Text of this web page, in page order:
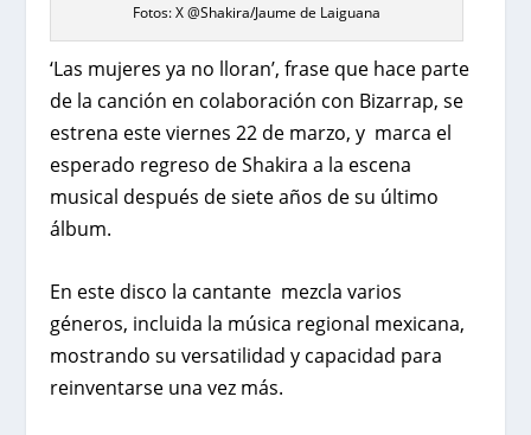
Fotos: X @Shakira/Jaume de Laiguana
‘Las mujeres ya no lloran’, frase que hace parte
de la canción en colaboración con Bizarrap, se
estrena este viernes 22 de marzo, y marca el
esperado regreso de Shakira a la escena
musical después de siete años de su último
álbum.
En este disco la cantante mezcla varios
géneros, incluida la música regional mexicana,
mostrando su versatilidad y capacidad para
reinventarse una vez más.